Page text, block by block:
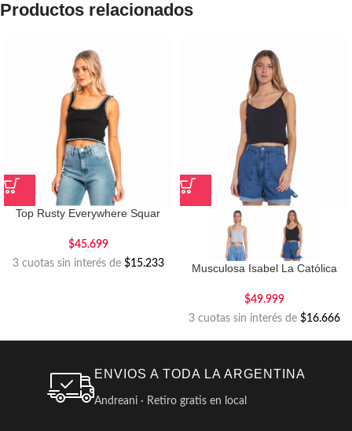
Productos relacionados
Top Rusty Everywhere Squar
$45.699
3 cuotas sin interés de $15.233
Musculosa Isabel La Católica
$49.999
3 cuotas sin interés de $16.666
ENVIOS A TODA LA ARGENTINA
Andreani · Retiro gratis en local